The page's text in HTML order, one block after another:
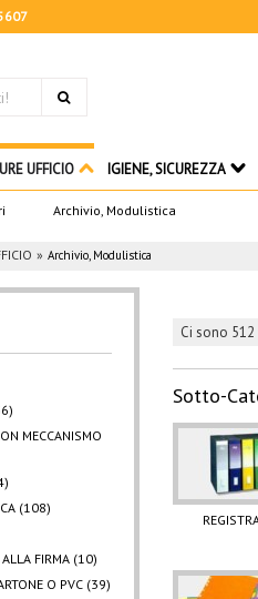
UFFICIO
Archivio, Modulistica
IGIENE, SICUREZZA
Archivio, Modulistica
MECCANISMO
(108)
FIRMA (10)
O PVC (39)
Ci sono
Sotto-